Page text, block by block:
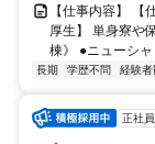
【仕事内容】
厚生】 単身寮や
棟》 ●ニューシ
長期 学歴不問 経験者
正社員